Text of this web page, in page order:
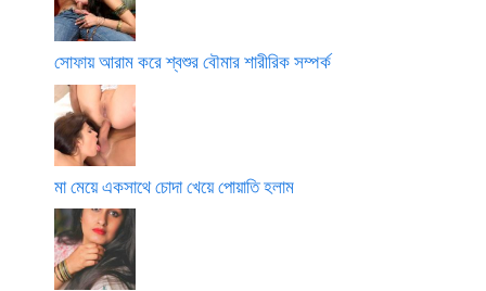
সোফায় আরাম করে শ্বশুর বৌমার শারীরিক সম্পর্ক
মা মেয়ে একসাথে চোদা খেয়ে পোয়াতি হলাম